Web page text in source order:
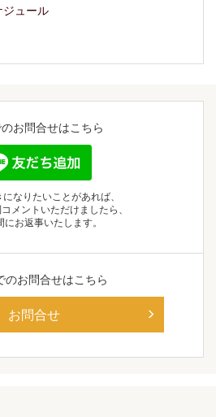
お問合せはこちら
なりたいことがあれば、
メントいただけましたら、
にお返事いたします。
のお問合せはこちら
お問合せ
ジュール